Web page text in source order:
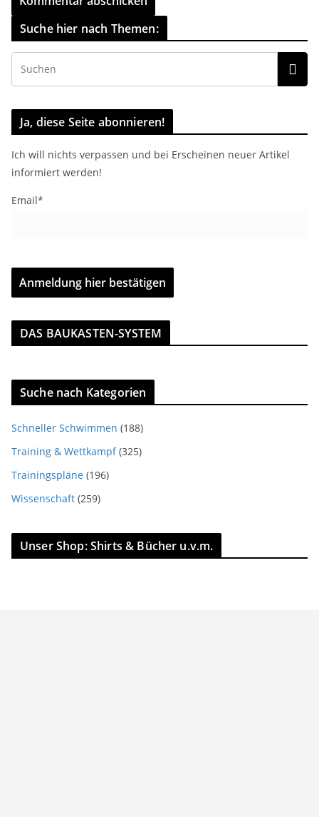
Suche hier nach Themen:
Ja, diese Seite abonnieren!
Ich will nichts verpassen und bei Erscheinen neuer Artikel
informiert werden!
Email*
DAS BAUKASTEN-SYSTEM
Suche nach Kategorien
Schneller Schwimmen (188)
Training & Wettkampf(325)
Trainingspläne (196)
Wissenschaft (259)
Unser Shop: Shirts & Bücher u.v.m.